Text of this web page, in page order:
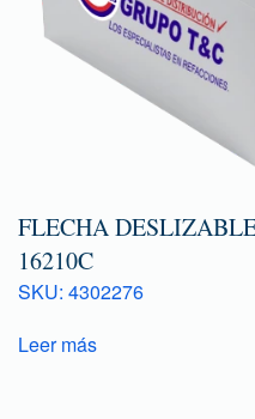
FLECHA
16210C
SKU: 4302276
Leer más